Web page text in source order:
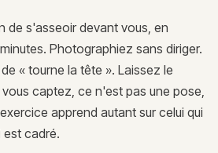
de s'asseoir devant vous, en
Photographiez sans diriger.
« tourne la tête ». Laissez le
captez, ce n'est pas une pose,
apprend autant sur celui qui
est cadré.